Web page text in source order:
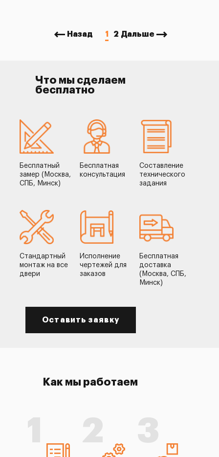
Назад 1 2 Дальше
Что мы сделаем
бесплатно
Бесплатный
замер (Москва,
СПБ, Минск)
Бесплатная
консультация
Составление
технического
задания
Стандартный
монтаж на все
двери
Исполнение
чертежей для
заказов
Бесплатная
доставка
(Москва, СПБ,
Минск)
Оставить заявку
Как мы работаем
1 2 3